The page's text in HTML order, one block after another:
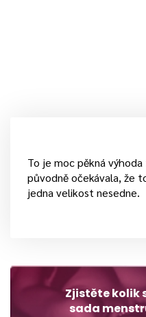
To je moc pěkná
původně očekávala, že
jedna velikost nesedne.
Zjistěte kolik
sada